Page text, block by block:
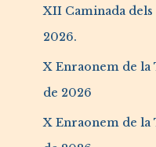
XII Caminada
2026.
X Enraonem de la
de 2026
X Enraonem de la